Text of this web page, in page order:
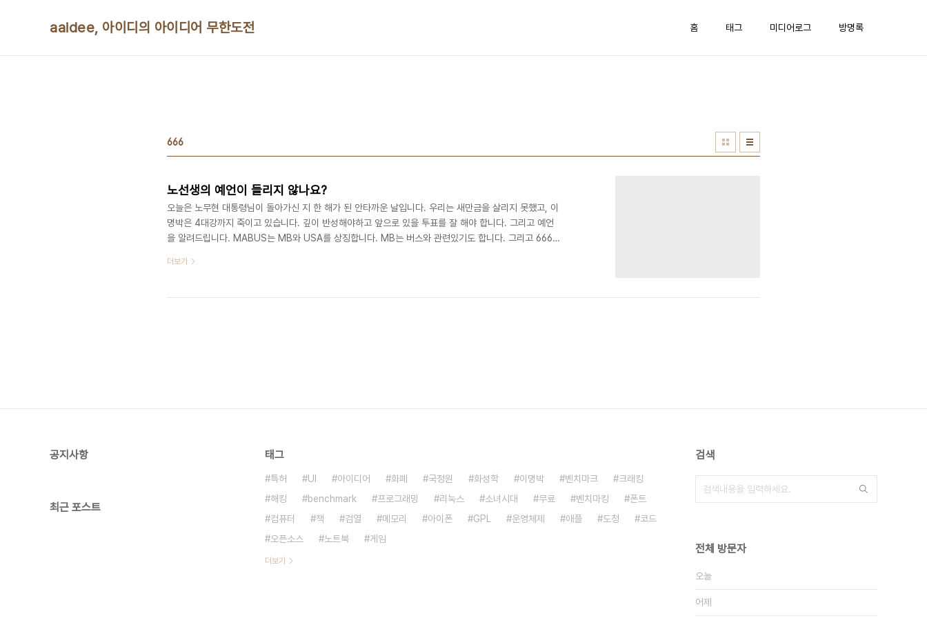
aaidee, 아이디의 아이디어 무한도전 홈 태그 미디어로그 방명록
666
노선생의 예언이 들리지 않나요?
오늘은 노무현 대통령님이 돌아가신 지 한 해가 된 안타까운 날입니다. 우리는 새만금을 살리지 못했고, 이
명박은 4대강까지 죽이고 있습니다. 깊이 반성해야하고 앞으로 있을 투표를 잘 해야 합니다. 그리고 예언
을 알려드립니다. MABUS는 MB와 USA를 상징합니다. MB는 버스와 관련있기도 합니다. 그리고 666은
더보기
공지사항
최근 포스트
태그
특허 UI 아이디어 화폐 국정원 화성학 이명박 벤치마크
크래킹
해킹
benchmark 프로그래밍 리눅스 소녀시대 무료 벤치마킹
폰트
컴퓨터
책 검열 메모리 아이폰 GPL 운영체제 애플 도청
코드
오픈소스
노트북 게임
더보기
검색
전체 방문자
오늘
어제